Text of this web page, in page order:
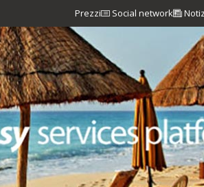
Prezzi Social network